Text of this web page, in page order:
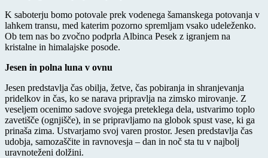
K saboterju bomo potovale prek vodenega šamanskega potovanja v
lahkem transu, med katerim pozorno spremljam vsako udeleženko.
Ob tem nas bo zvočno podprla Albinca Pesek z igranjem na
kristalne in himalajske posode.
Jesen in polna luna v ovnu
Jesen predstavlja čas obilja, žetve, čas pobiranja in shranjevanja
pridelkov in čas, ko se narava pripravlja na zimsko mirovanje. Z
veseljem ocenimo sadove svojega preteklega dela, ustvarimo toplo
zavetišče (ognjišče), in se pripravljamo na globok spust vase, ki ga
prinaša zima. Ustvarjamo svoj varen prostor. Jesen predstavlja čas
udobja, samozaščite in ravnovesja – dan in noč sta tu v najbolj
uravnoteženi dolžini.